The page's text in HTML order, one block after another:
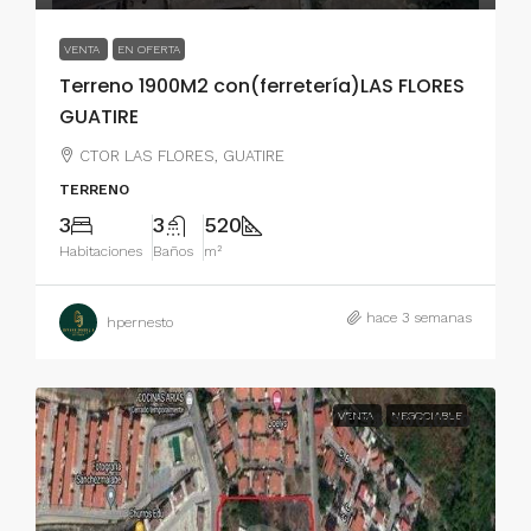
VENTA EN OFERTA
Terreno 1900M2 con(ferretería)LAS FLORES
GUATIRE
CTOR LAS FLORES, GUATIRE
TERRENO
3
Habitaciones
3
Baños
520
m²
hpernesto hace 3 semanas
VENTA NEGOCIABLE
US$ 900,000